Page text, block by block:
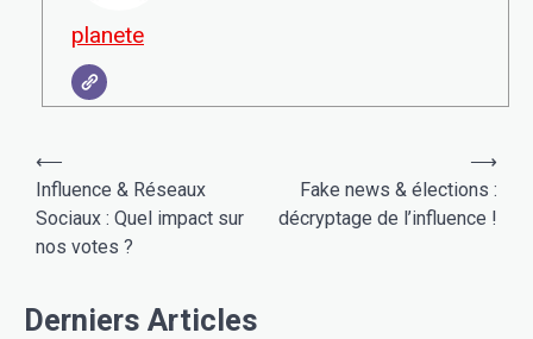
planete
Navigation
de
l’article
⟵
Influence & Réseaux
Sociaux : Quel impact sur
nos votes ?
Fake news & élections :
décryptage de l’influence !
⟶
Derniers Articles